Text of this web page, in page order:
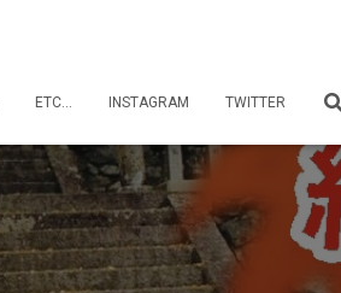
ETC… INSTAGRAM TWITTER